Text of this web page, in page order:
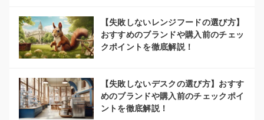
【失敗しないレンジフードの選び方】
おすすめのブランドや購入前のチェッ
クポイントを徹底解説！
【失敗しないデスクの選び方】おすす
めのブランドや購入前のチェックポイ
ントを徹底解説！